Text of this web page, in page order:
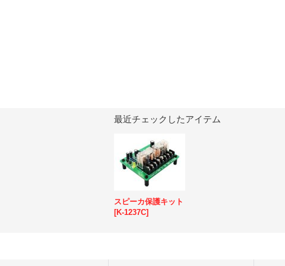
最近チェックしたアイテム
スピーカ保護キット
[K-1237C]